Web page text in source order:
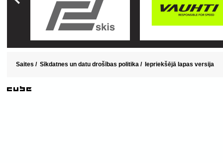
Saites / Sīkdatnes un datu drošības politika / Iepriekšējā lapas versija